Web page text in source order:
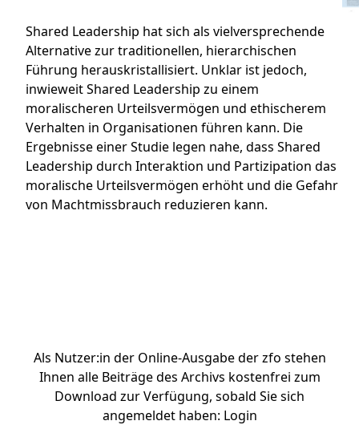
Shared Leadership hat sich als vielversprechende
Alternative zur traditionellen, hierarchischen
Führung herauskristallisiert. Unklar ist jedoch,
inwieweit Shared Leadership zu einem
moralischeren Urteilsvermögen und ethischerem
Verhalten in Organisationen führen kann. Die
Ergebnisse einer Studie legen nahe, dass Shared
Leadership durch Interaktion und Partizipation das
moralische Urteilsvermögen erhöht und die Gefahr
von Machtmissbrauch reduzieren kann.
Als Nutzer:in der Online-Ausgabe der zfo stehen
Ihnen alle Beiträge des Archivs kostenfrei zum
Download zur Verfügung, sobald Sie sich
angemeldet haben: Login